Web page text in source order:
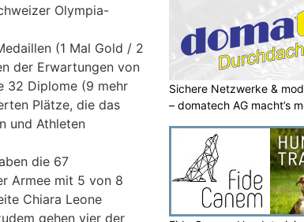
Olympia-
(1 Mal Gold / 2
der Erwartungen von
32 Diplome (9 mehr
Plätze, die das
und Athleten
die 67
Armee mit 5 von 8
Chiara Leone
gehen vier der
Sichere Netzwerke &
– domatech AG macht’s